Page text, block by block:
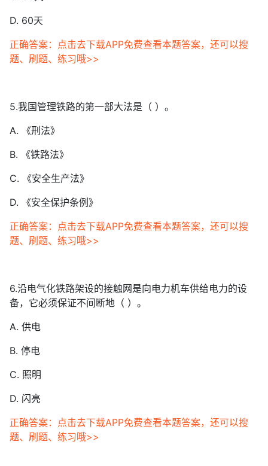
D. 60天
正确答案：点击去下载APP免费查看本题答案，还可以搜
题、刷题、练习哦>>
5.我国管理铁路的第一部大法是（ ）。
A. 《刑法》
B. 《铁路法》
C. 《安全生产法》
D. 《安全保护条例》
正确答案：点击去下载APP免费查看本题答案，还可以搜
题、刷题、练习哦>>
6.沿电气化铁路架设的接触网是向电力机车供给电力的设
备，它必须保证不间断地（ ）。
A. 供电
B. 停电
C. 照明
D. 闪亮
正确答案：点击去下载APP免费查看本题答案，还可以搜
题、刷题、练习哦>>